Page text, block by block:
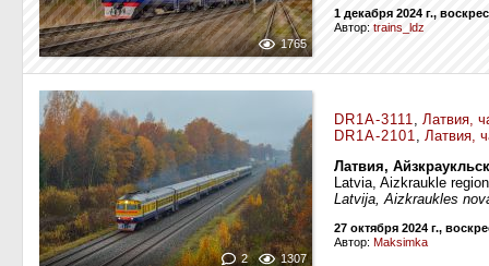
1765
1 декабря 2024 г.,
Автор: trains_ldz
2 1307
DR1A-3111, Латвия,
DR1A-2101, Латвия,
Латвия,
Latvia, Aizkraukle
Latvija, Aizkraukles
27 октября 2024 г.,
Автор: Maksimka